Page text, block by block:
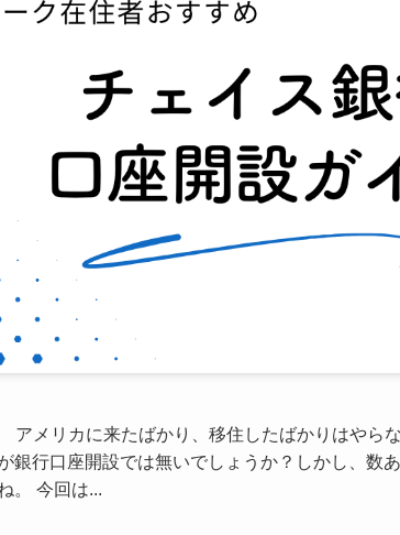
アメリカに来たばかり、移住したばかりはやら
銀行口座開設では無いでしょうか？しかし、数
。 今回は...